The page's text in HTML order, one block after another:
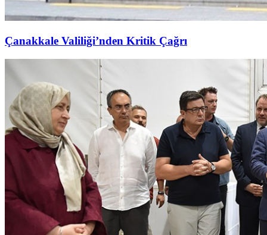
Çanakkale Valiliği’nden Kritik Çağrı